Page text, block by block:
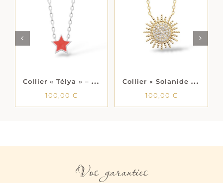
C
ollier « Télya » – Laque rose – Argent rhodié
100,00€
AJOUTER AU
PANIER
/
C
ollier « Solanide » – Oxydes de zirconium – Plaqué or
100,00 €
AJOUTER AU
PANIER
/ DÉTAILS
Vos garanties